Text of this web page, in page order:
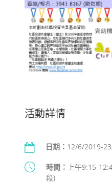
活動詳情
日期： 12/6/2019-
時間： 上午9:15-
段)